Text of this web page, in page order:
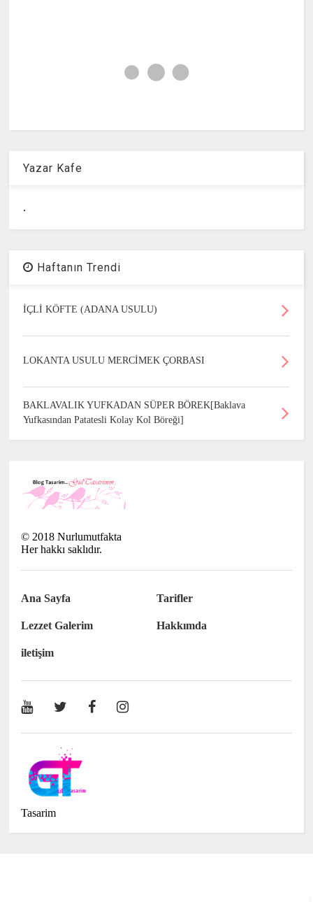
Yazar Kafe
.
Haftanın Trendi
İÇLİ KÖFTE (ADANA USULU)
LOKANTA USULU MERCİMEK ÇORBASI
BAKLAVALIK YUFKADAN SÜPER BÖREK[Baklava
Yufkasından Patatesli Kolay Kol Böreği]
© 2018 Nurlumutfakta
Her hakkı saklıdır.
Ana Sayfa Tarifler
Lezzet Galerim Hakkımda
iletişim
Tasarim